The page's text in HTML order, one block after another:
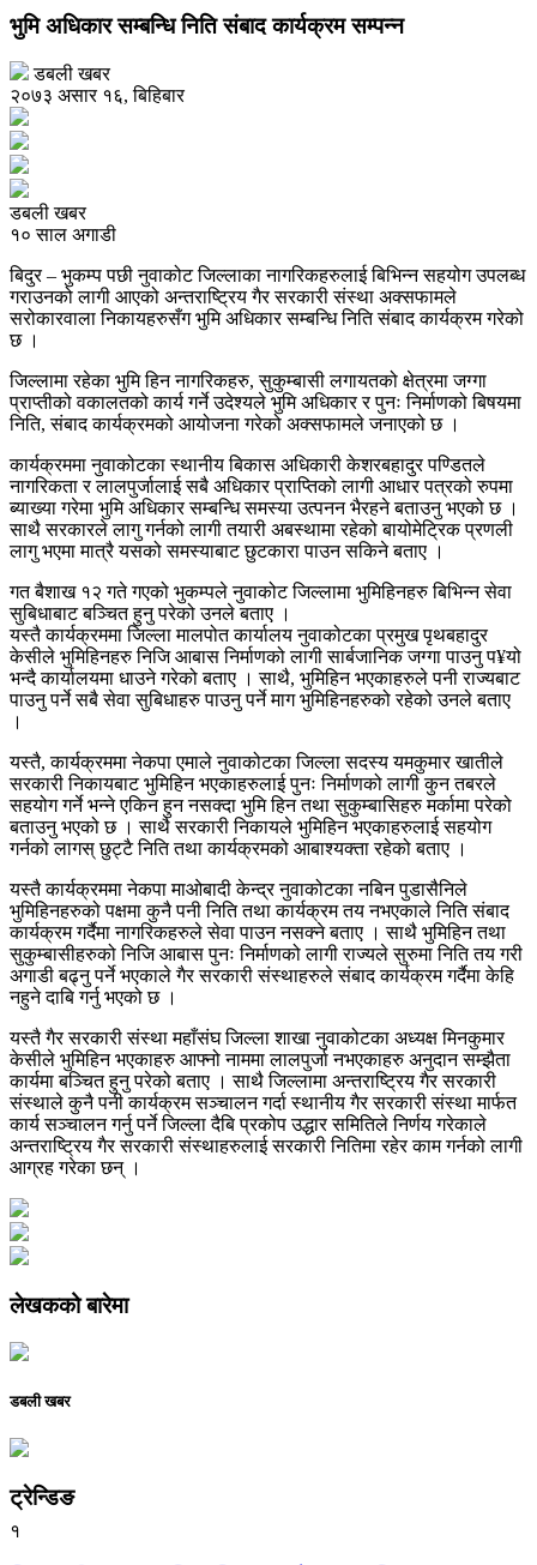
भुमि अधिकार सम्बन्धि निति संबाद कार्यक्रम सम्पन्न
डबली खबर
२०७३ असार १६, बिहिबार
डबली खबर
१० साल अगाडी
बिदुर – भुकम्प पछी नुवाकोट जिल्लाका नागरिकहरुलाई बिभिन्न सहयोग उपलब्ध
गराउनको लागी आएको अन्तराष्ट्रिय गैर सरकारी संस्था अक्सफामले
सरोकारवाला निकायहरुसँग भुमि अधिकार सम्बन्धि निति संबाद कार्यक्रम गरेको
छ ।
जिल्लामा रहेका भुमि हिन नागरिकहरु, सुकुम्बासी लगायतको क्षेत्रमा जग्गा
प्राप्तीको वकालतको कार्य गर्ने उदेश्यले भुमि अधिकार र पुनः निर्माणको बिषयमा
निति, संबाद कार्यक्रमको आयोजना गरेको अक्सफामले जनाएको छ ।
कार्यक्रममा नुवाकोटका स्थानीय बिकास अधिकारी केशरबहादुर पण्डितले
नागरिकता र लालपुर्जालाई सबै अधिकार प्राप्तिको लागी आधार पत्रको रुपमा
ब्याख्या गरेमा भुमि अधिकार सम्बन्धि समस्या उत्पनन भैरहने बताउनु भएको छ ।
साथै सरकारले लागु गर्नको लागी तयारी अबस्थामा रहेको बायोमेट्रिक प्रणली
लागु भएमा मात्रै यसको समस्याबाट छुटकारा पाउन सकिने बताए ।
गत बैशाख १२ गते गएको भुकम्पले नुवाकोट जिल्लामा भुमिहिनहरु बिभिन्न सेवा
सुबिधाबाट बञ्चित हुनु परेको उनले बताए ।
यस्तै कार्यक्रममा जिल्ला मालपोत कार्यालय नुवाकोटका प्रमुख पृथबहादुर
केसीले भुमिहिनहरु निजि आबास निर्माणको लागी सार्बजानिक जग्गा पाउनु प¥यो
भन्दै कार्यालयमा धाउने गरेको बताए । साथै, भुमिहिन भएकाहरुले पनी राज्यबाट
पाउनु पर्ने सबै सेवा सुबिधाहरु पाउनु पर्ने माग भुमिहिनहरुको रहेको उनले बताए
।
यस्तै, कार्यक्रममा नेकपा एमाले नुवाकोटका जिल्ला सदस्य यमकुमार खातीले
सरकारी निकायबाट भुमिहिन भएकाहरुलाई पुनः निर्माणको लागी कुन तबरले
सहयोग गर्ने भन्ने एकिन हुन नसक्दा भुमि हिन तथा सुकुम्बासिहरु मर्कामा परेको
बताउनु भएको छ । साथै सरकारी निकायले भुमिहिन भएकाहरुलाई सहयोग
गर्नको लागस् छुट्टै निति तथा कार्यक्रमको आबाश्यक्ता रहेको बताए ।
यस्तै कार्यक्रममा नेकपा माओबादी केन्द्र नुवाकोटका नबिन पुडासैनिले
भुमिहिनहरुको पक्षमा कुनै पनी निति तथा कार्यक्रम तय नभएकाले निति संबाद
कार्यक्रम गर्दैमा नागरिकहरुले सेवा पाउन नसक्ने बताए । साथै भुमिहिन तथा
सुकुम्बासीहरुको निजि आबास पुनः निर्माणको लागी राज्यले सुरुमा निति तय गरी
अगाडी बढ्नु पर्ने भएकाले गैर सरकारी संस्थाहरुले संबाद कार्यक्रम गर्दैमा केहि
नहुने दाबि गर्नु भएको छ ।
यस्तै गैर सरकारी संस्था महाँसंघ जिल्ला शाखा नुवाकोटका अध्यक्ष मिनकुमार
केसीले भुमिहिन भएकाहरु आफ्नो नाममा लालपुर्जा नभएकाहरु अनुदान सम्झैता
कार्यमा बञ्चित हुनु परेको बताए । साथै जिल्लामा अन्तराष्ट्रिय गैर सरकारी
संस्थाले कुनै पनी कार्यक्रम सञ्चालन गर्दा स्थानीय गैर सरकारी संस्था मार्फत
कार्य सञ्चालन गर्नु पर्ने जिल्ला दैबि प्रकोप उद्धार समितिले निर्णय गरेकाले
अन्तराष्ट्रिय गैर सरकारी संस्थाहरुलाई सरकारी नितिमा रहेर काम गर्नको लागी
आग्रह गरेका छन् ।
लेखकको बारेमा
डबली खबर
ट्रेन्डिङ
१